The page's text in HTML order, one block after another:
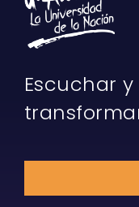
Escuchar